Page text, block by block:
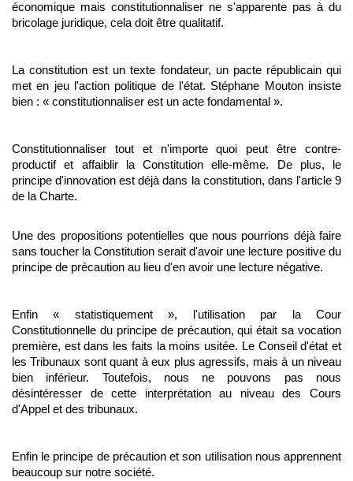
économique mais constitutionnaliser ne s'apparente pas à du
bricolage juridique, cela doit être qualitatif.
La constitution est un texte fondateur, un pacte républicain qui
met en jeu l'action politique de l'état. Stéphane Mouton insiste
bien : « constitutionnaliser est un acte fondamental ».
Constitutionnaliser tout et n'importe quoi peut être contre-
productif et affaiblir la Constitution elle-même. De plus, le
principe d'innovation est déjà dans la constitution, dans l'article 9
de la Charte.
Une des propositions potentielles que nous pourrions déjà faire
sans toucher la Constitution serait d'avoir une lecture positive du
principe de précaution au lieu d'en avoir une lecture négative.
Enfin « statistiquement », l'utilisation par la Cour
Constitutionnelle du principe de précaution, qui était sa vocation
première, est dans les faits la moins usitée. Le Conseil d'état et
les Tribunaux sont quant à eux plus agressifs, mais à un niveau
bien inférieur. Toutefois, nous ne pouvons pas nous
désintéresser de cette interprétation au niveau des Cours
d'Appel et des tribunaux.
Enfin le principe de précaution et son utilisation nous apprennent
beaucoup sur notre société.